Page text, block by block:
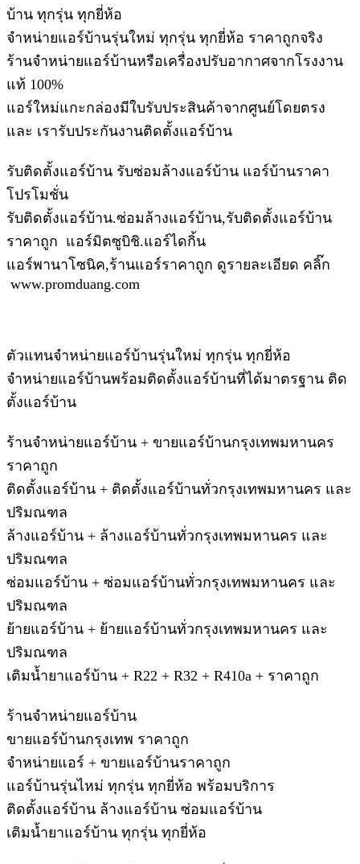
บ้าน ทุกรุ่น ทุกยี่ห้อ
จำหน่ายแอร์บ้านรุ่นใหม่ ทุกรุ่น ทุกยี่ห้อ ราคาถูกจริง
ร้านจำหน่ายแอร์บ้านหรือเครื่องปรับอากาศจากโรงงาน
แท้ 100%
แอร์ใหม่แกะกล่องมีใบรับประสินค้าจากศูนย์โดยตรง
และ เรารับประกันงานติดตั้งแอร์บ้าน
รับติดตั้งแอร์บ้าน รับซ่อมล้างแอร์บ้าน แอร์บ้านราคา
โปรโมชั่น
รับติดตั้งแอร์บ้าน.ซ่อมล้างแอร์บ้าน,รับติดตั้งแอร์บ้าน
ราคาถูก แอร์มิตซูบิชิ.แอร์ไดกิ้น
แอร์พานาโซนิค,ร้านแอร์ราคาถูก ดูรายละเอียด คลิ๊ก
www.promduang.com
ตัวแทนจำหน่ายแอร์บ้านรุ่นใหม่ ทุกรุ่น ทุกยี่ห้อ
จำหน่ายแอร์บ้านพร้อมติดตั้งแอร์บ้านที่ได้มาตรฐาน ติด
ตั้งแอร์บ้าน
ร้านจำหน่ายแอร์บ้าน + ขายแอร์บ้านกรุงเทพมหานคร
ราคาถูก
ติดตั้งแอร์บ้าน + ติดตั้งแอร์บ้านทั่วกรุงเทพมหานคร และ
ปริมณฑล
ล้างแอร์บ้าน + ล้างแอร์บ้านทั่วกรุงเทพมหานคร และ
ปริมณฑล
ซ่อมแอร์บ้าน + ซ่อมแอร์บ้านทั่วกรุงเทพมหานคร และ
ปริมณฑล
ย้ายแอร์บ้าน + ย้ายแอร์บ้านทั่วกรุงเทพมหานคร และ
ปริมณฑล
เติมน้ำยาแอร์บ้าน + R22 + R32 + R410a + ราคาถูก
ร้านจำหน่ายแอร์บ้าน
ขายแอร์บ้านกรุงเทพ ราคาถูก
จำหน่ายแอร์ + ขายแอร์บ้านราคาถูก
แอร์บ้านรุ่นไหม่ ทุกรุ่น ทุกยี่ห้อ พร้อมบริการ
ติดตั้งแอร์บ้าน ล้างแอร์บ้าน ซ่อมแอร์บ้าน
เติมน้ำยาแอร์บ้าน ทุกรุ่น ทุกยี่ห้อ